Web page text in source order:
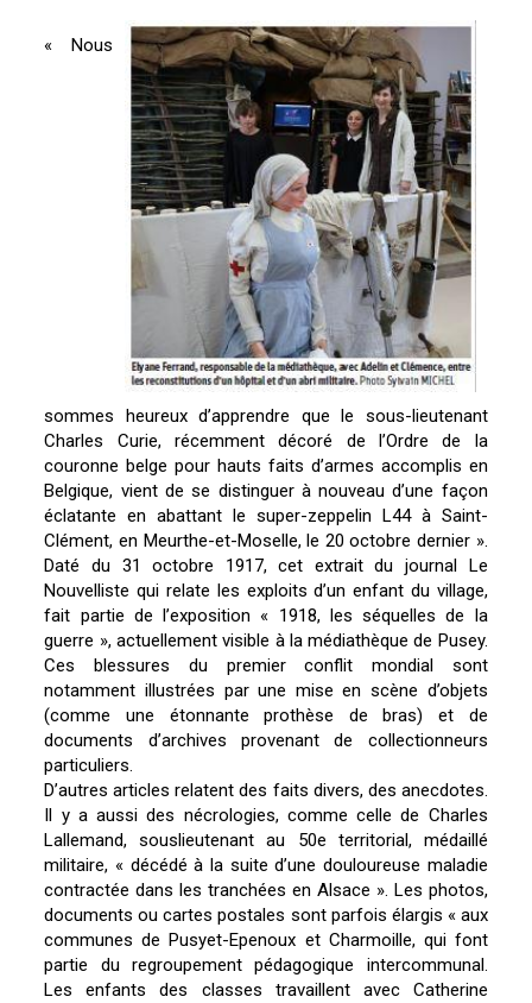
« Nous
sommes heureux d’apprendre que le sous-lieutenant
Charles Curie, récemment décoré de l’Ordre de la
couronne belge pour hauts faits d’armes accomplis en
Belgique, vient de se distinguer à nouveau d’une façon
éclatante en abattant le super-zeppelin L44 à Saint-
Clément, en Meurthe-et-Moselle, le 20 octobre dernier ».
Daté du 31 octobre 1917, cet extrait du journal Le
Nouvelliste qui relate les exploits d’un enfant du village,
fait partie de l’exposition « 1918, les séquelles de la
guerre », actuellement visible à la médiathèque de Pusey.
Ces blessures du premier conflit mondial sont
notamment illustrées par une mise en scène d’objets
(comme une étonnante prothèse de bras) et de
documents d’archives provenant de collectionneurs
particuliers.
D’autres articles relatent des faits divers, des anecdotes.
Il y a aussi des nécrologies, comme celle de Charles
Lallemand, souslieutenant au 50e territorial, médaillé
militaire, « décédé à la suite d’une douloureuse maladie
contractée dans les tranchées en Alsace ». Les photos,
documents ou cartes postales sont parfois élargis « aux
communes de Pusyet-Epenoux et Charmoille, qui font
partie du regroupement pédagogique intercommunal.
Les enfants des classes travaillent avec Catherine